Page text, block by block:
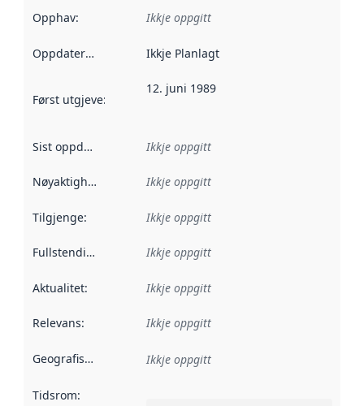
Opphav: Ikkje oppgitt
Oppdateringsfrekvens :
Ikkje Planlagt
Først utgjeve: Denne datoen seier når dataa i dette
12. juni 1989
Sist oppdatert Ikkje oppgitt
Nøyaktigheit Ikkje oppgitt
Tilgjenge: Ikkje oppgitt
Fullstendigheit Ikkje oppgitt
Aktualitet: Ikkje oppgitt
Relevans: Ikkje oppgitt
Geografisk område Ikkje oppgitt
Tidsrom: